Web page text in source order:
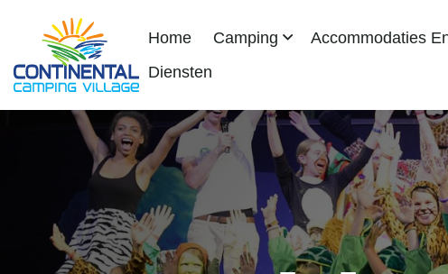
Home Camping Accommodaties
Diensten